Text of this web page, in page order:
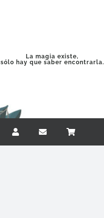
La magia existe,
sólo hay que saber encontrarla.